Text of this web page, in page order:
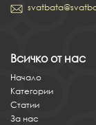
Всичко от нас
Начало
Категории
Статии
За нас